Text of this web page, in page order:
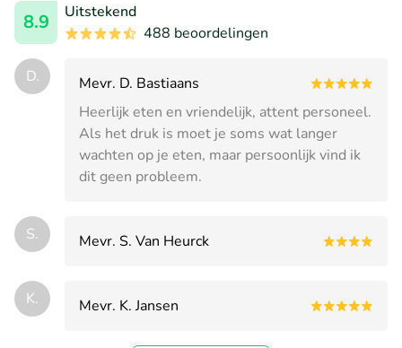
8.9
Uitstekend
488 beoordelingen
D.
Mevr. D. Bastiaans
Heerlijk eten en vriendelijk, attent personeel.
Als het druk is moet je soms wat langer
wachten op je eten, maar persoonlijk vind ik
dit geen probleem.
S. Mevr. S. Van Heurck
K. Mevr. K. Jansen